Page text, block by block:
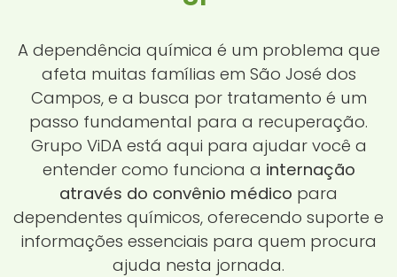
A dependência química é um problema que
afeta muitas famílias em São José dos
Campos, e a busca por tratamento é um
passo fundamental para a recuperação.
Grupo ViDA está aqui para ajudar você a
entender como funciona a internação
através do convênio médico para
dependentes químicos, oferecendo suporte e
informações essenciais para quem procura
ajuda nesta jornada.